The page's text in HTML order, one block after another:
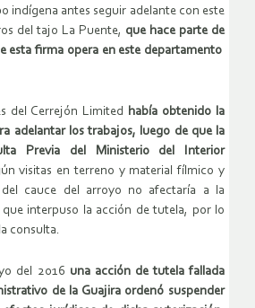
indígena antes seguir adelante con este
del tajo La Puente, que hace parte de
esta firma opera en este departamento
del Cerrejón Limited había obtenido la
adelantar los trabajos, luego de que la
Previa del Ministerio del Interior
visitas en terreno y material fílmico y
cauce del arroyo no afectaría a la
interpuso la acción de tutela, por lo
consulta.
del 2016 una acción de tutela fallada
de la Guajira ordenó suspender